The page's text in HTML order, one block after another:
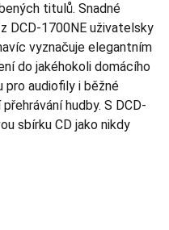
titulů. Snadné
DCD-1700NE uživatelsky
vyznačuje elegantním
do jakéhokoli domácího
pro audiofily i běžné
hudby. S DCD-
sbírku CD jako nikdy